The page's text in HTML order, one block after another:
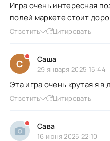
Игра очень интересная
полей маркете стоит
Ответить Цитировать
С Саша
29 января 2025 15:44
Эта игра очень крутая я
Ответить Цитировать
Сава
16 июня 2025 22:10